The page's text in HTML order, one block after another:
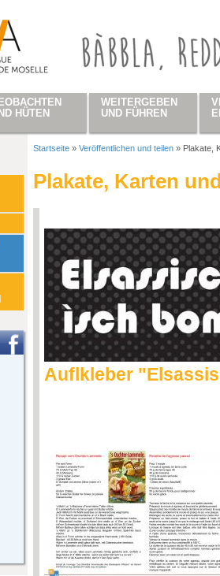
Startseite » Veröffentlichen und teilen » Plakate,
Plakate, Karten
Auflkleber
HÜTEN
WEITERGEBEN
UND FÜHREN